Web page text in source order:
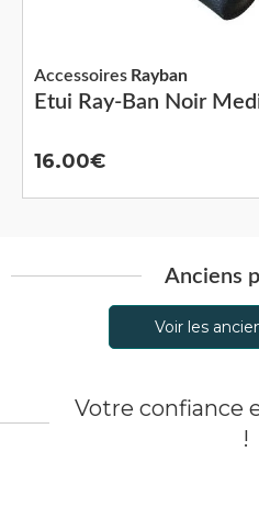
Etui Ray-Ban Noir
Accessoires Rayban
16.00
Anciens
Voir les
Votre confiance
!